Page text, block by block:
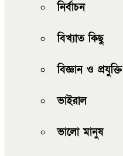
নির্বাচন
বিখ্যাত কিছু
বিজ্ঞান ও প্রযুক্তি
ভাইরাল
ভালো মানুষ